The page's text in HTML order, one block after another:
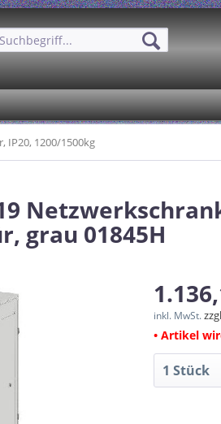
IP20, 1200/1500kg
grau 01845H
inkl. MwSt.
• Artikel